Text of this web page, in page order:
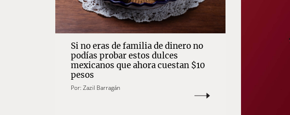
Si no eras de familia de dinero no
podías probar estos dulces
mexicanos que ahora cuestan $10
pesos
Por: Zazil Barragán